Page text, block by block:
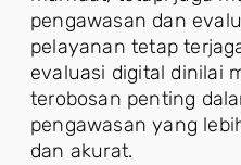
pengawasan dan
pelayanan tetap
evaluasi digital dinilai
terobosan penting
pengawasan yang
dan akurat.